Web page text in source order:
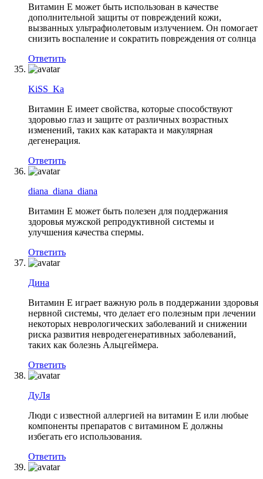
Витамин Е может быть использован в качестве
дополнительной защиты от повреждений кожи,
вызванных ультрафиолетовым излучением. Он помогает
снизить воспаление и сократить повреждения от солнца
Ответить
KiSS_Ka
Витамин Е имеет свойства, которые способствуют
здоровью глаз и защите от различных возрастных
изменений, таких как катаракта и макулярная
дегенерация.
Ответить
diana_diana_diana
Витамин Е может быть полезен для поддержания
здоровья мужской репродуктивной системы и
улучшения качества спермы.
Ответить
Дина
Витамин Е играет важную роль в поддержании здоровья
нервной системы, что делает его полезным при лечении
некоторых неврологических заболеваний и снижении
риска развития невродегенеративных заболеваний,
таких как болезнь Альцгеймера.
Ответить
ДуЛя
Люди с известной аллергией на витамин Е или любые
компоненты препаратов с витамином Е должны
избегать его использования.
Ответить